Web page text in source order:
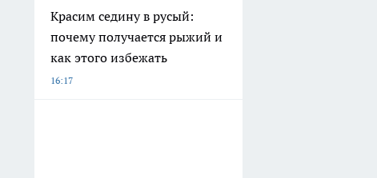
Красим седину в русый:
почему получается рыжий и
как этого избежать
16:17